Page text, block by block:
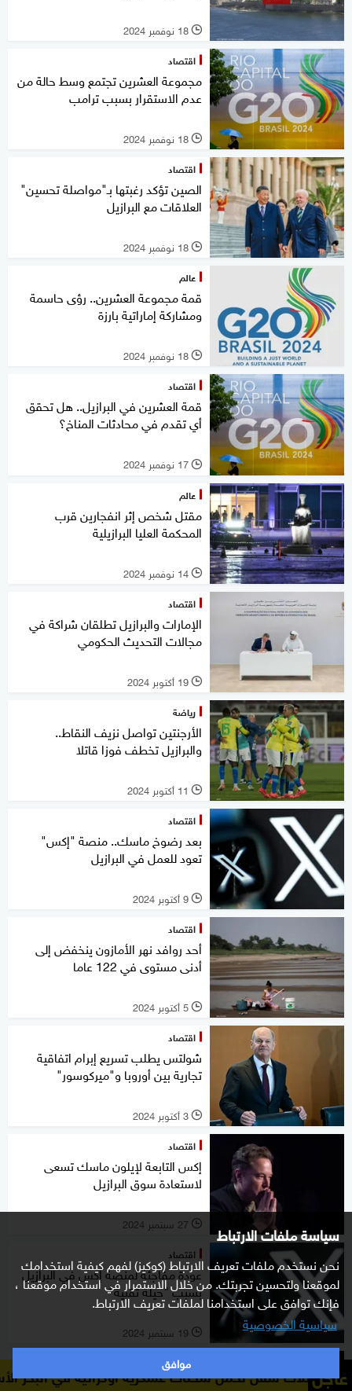
سياسة ملفات الارتباط
نحن نستخدم ملفات تعريف الارتباط (كوكيز) لفهم كيفية استخدامك
لموقعنا ولتحسين تجربتك. من خلال الاستمرار في استخدام موقعنا ،
فإنك توافق على استخدامنا لملفات تعريف الارتباط.
سياسية الخصوصية
موافق
l 18 نوفمبر 2024
اقتصاد
مجموعة العشرين تجتمع وسط حالة من
عدم الاستقرار بسبب ترامب
l 18 نوفمبر 2024
اقتصاد
الصين تؤكد رغبتها بـ"مواصلة تحسين"
العلاقات مع البرازيل
l 18 نوفمبر 2024
عالم
قمة مجموعة العشرين.. رؤى حاسمة
ومشاركة إماراتية بارزة
l 18 نوفمبر 2024
اقتصاد
قمة العشرين في البرازيل.. هل تحقق
أي تقدم في محادثات المناخ؟
l 17 نوفمبر 2024
عالم
مقتل شخص إثر انفجارين قرب
المحكمة العليا البرازيلية
l 14 نوفمبر 2024
اقتصاد
الإمارات والبرازيل تطلقان شراكة في
مجالات التحديث الحكومي
l 19 أكتوبر 2024
رياضة
الأرجنتين تواصل نزيف النقاط..
والبرازيل تخطف فوزا قاتلا
l 11 أكتوبر 2024
اقتصاد
بعد رضوخ ماسك.. منصة "إكس"
تعود للعمل في البرازيل
l 9 أكتوبر 2024
اقتصاد
أحد روافد نهر الأمازون ينخفض إلى
أدنى مستوى في 122 عاما
l 5 أكتوبر 2024
اقتصاد
شولتس يطلب تسريع إبرام اتفاقية
تجارية بين أوروبا و"ميركوسور"
l 3 أكتوبر 2024
اقتصاد
إكس التابعة لإيلون ماسك تسعى
لاستعادة سوق البرازيل
l 27 سبتمبر 2024
اقتصاد
عودة مفاجئة لمنصة إكس في البرازيل
بسبب "حيلة تقنية"
l 19 سبتمبر 2024
منوعات
القضاء البرازيلي يعاقب ماسك.. 3 عاجلشحنات عسكرية أوكرانية في البحر الأسود الدفاع